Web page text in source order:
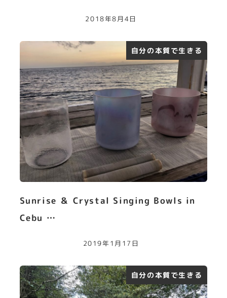
2018年8月4日
自分の本質で生きる
Sunrise ＆ Crystal Singing Bowls in
Cebu …
2019年1月17日
自分の本質で生きる